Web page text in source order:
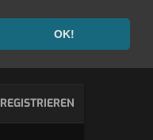
OK!
REGISTRIEREN